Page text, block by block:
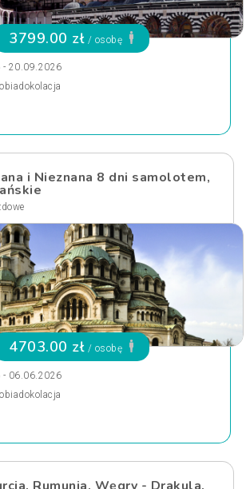
3799.00 zł / osobę
20.09.2026
i Nieznana 8 dni samolotem,
4703.00 zł / osobę
06.06.2026